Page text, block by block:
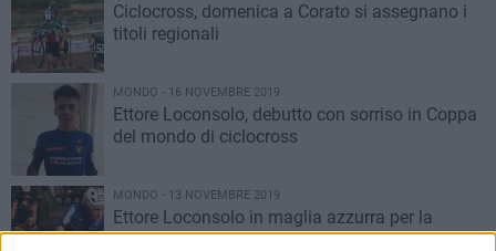
Ciclocross, domenica a Corato si assegnano i
titoli regionali
MONDO - 16 NOVEMBRE 2019
Ettore Loconsolo, debutto con sorriso in Coppa
del mondo di ciclocross
MONDO - 13 NOVEMBRE 2019
Ettore Loconsolo in maglia azzurra per la
Coppa del Mondo di ciclocross